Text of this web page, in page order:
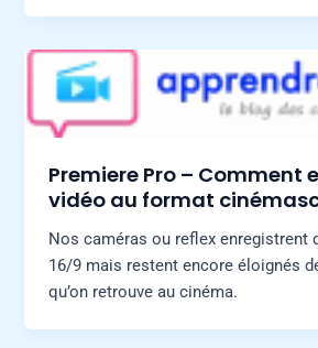
Premiere Pro – Comment
vidéo au format
Nos caméras ou reflex enregistrent
16/9 mais restent encore éloignés
qu’on retrouve au cinéma.